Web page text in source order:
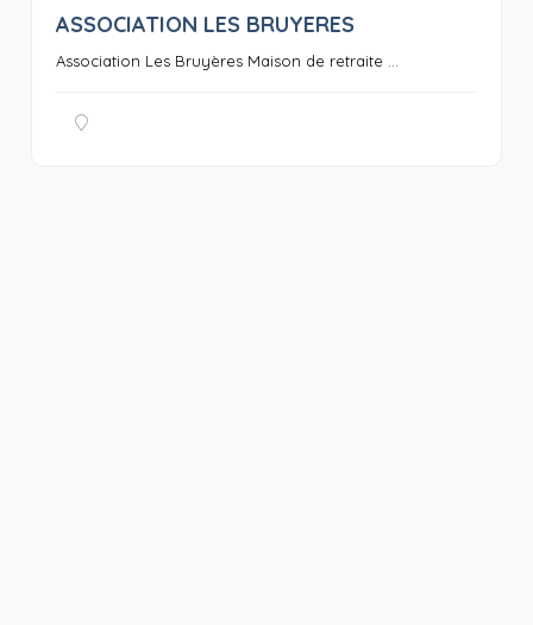
ASSOCIATION LES BRUYERES
Association Les Bruyères Maison de retraite ...